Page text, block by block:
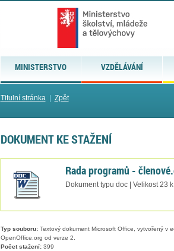
MINISTERSTVO VZDĚLÁVÁNÍ
Titulní stránka| Zpět
DOKUMENT KE STAŽENÍ
Rada programů -
Dokument typu doc | Velikost 23
Typ souboru:Textový dokument Microsoft Office, vytvořený v
OpenOffice.org od verze 2.
Počet stažení:399